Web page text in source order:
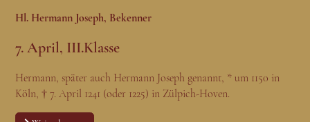
Hl. Hermann Joseph, Bekenner
7. April, III.Klasse
Hermann, später auch Hermann Joseph genannt, * um 1150 in
Köln, † 7. April 1241 (oder 1225) in Zülpich-Hoven.